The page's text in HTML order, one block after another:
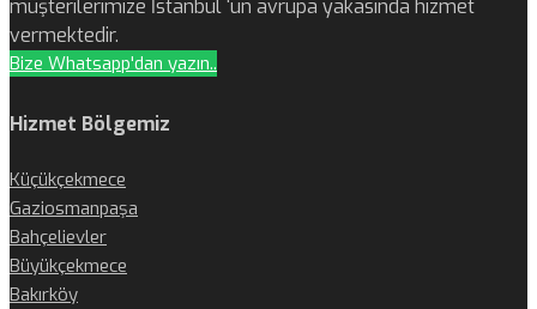
müşterilerimize İstanbul ‘un avrupa yakasında hizmet
vermektedir.
Bize Whatsapp'dan yazın..
Hizmet Bölgemiz
Küçükçekmece
Gaziosmanpaşa
Bahçelievler
Büyükçekmece
Bakırköy